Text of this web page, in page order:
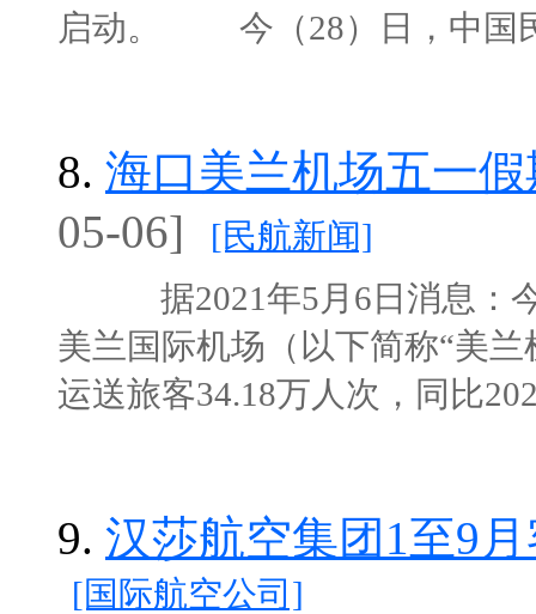
启动。 今（28）日，中国
8. 海口美兰机场五一
05-06]
[民航新闻]
据2021年5月6日消息：今
美兰国际机场（以下简称“美
运送旅客34.18万人次，同比
9. 汉莎航空集团1至9
[国际航空公司]